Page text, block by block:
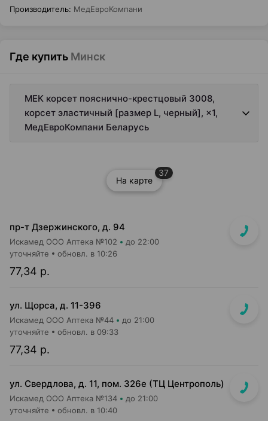
Производитель: МедЕвроКомпани
Где купить Минск
МЕК корсет пояснично-крестцовый 3008,
корсет эластичный [размер L, черный], ×1,
МедЕвроКомпани Беларусь
На карте
37
пр-т Дзержинского, д. 94
Искамед ООО Аптека №102 до 22:00
77,34 р.
уточняйте обновл. в 10:26
ул. Щорса, д. 11-396
Искамед ООО Аптека №44 до 21:00
77,34 р.
уточняйте обновл. в 09:33
ул. Свердлова, д. 11, пом. 326е (ТЦ Центрополь)
Искамед ООО Аптека №134 до 21:00
уточняйте обновл. в 10:40